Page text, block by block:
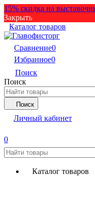
15% скидка на
Закрыть
Каталог товаров
Сравнение0
Избранное0
Поиск
Поиск
Поиск
Личный кабинет
0
Каталог товаров